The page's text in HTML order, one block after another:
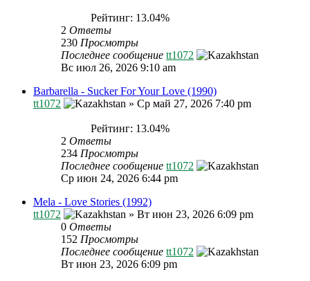
Рейтинг: 13.04%
2 Ответы
230 Просмотры
Последнее сообщение tt1072
Вс июл 26, 2026 9:10 am
Barbarella - Sucker For Your Love (1990)
tt1072
» Ср май 27, 2026 7:40 pm
Рейтинг: 13.04%
2 Ответы
234 Просмотры
Последнее сообщение tt1072
Ср июн 24, 2026 6:44 pm
Mela - Love Stories (1992)
tt1072
» Вт июн 23, 2026 6:09 pm
0 Ответы
152 Просмотры
Последнее сообщение tt1072
Вт июн 23, 2026 6:09 pm